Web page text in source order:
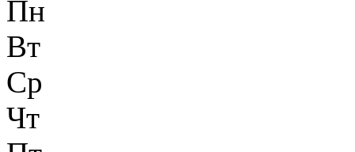
Пн
Вт
Ср
Чт